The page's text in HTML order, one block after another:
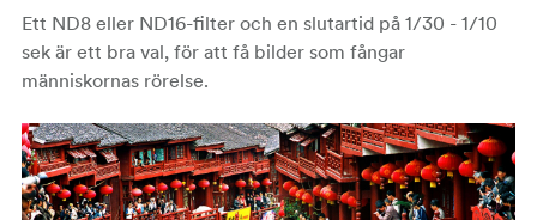
Ett ND8 eller ND16-filter och en slutartid på 1/30 - 1/10
sek är ett bra val, för att få bilder som fångar
människornas rörelse.